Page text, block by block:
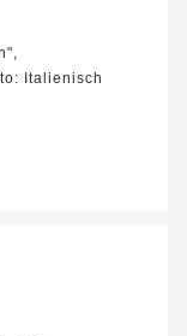
Italienisch